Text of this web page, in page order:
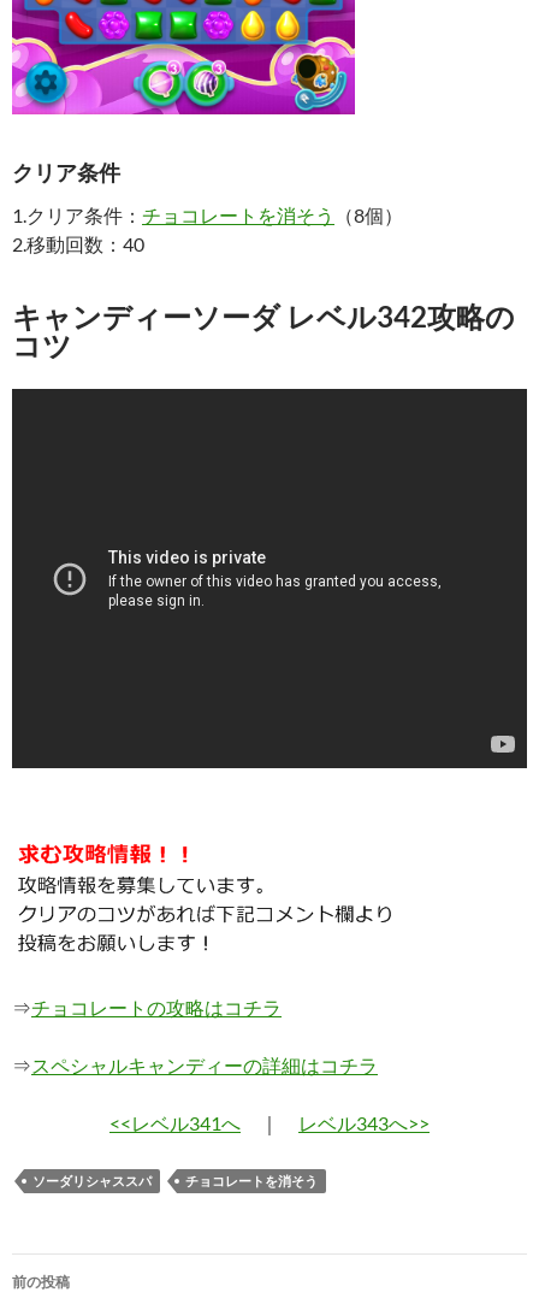
クリア条件
1.クリア条件： チョコレートを消そう
（8個）
2.移動回数：40
キャンディーソーダ レベル342攻略の
コツ
⇒チョコレートの攻略はコチラ
⇒スペシャルキャンディーの詳細はコチラ
<<レベル341へ ｜ レベル343へ>>
ソーダリシャススパ チョコレートを消そう
投
前の投稿